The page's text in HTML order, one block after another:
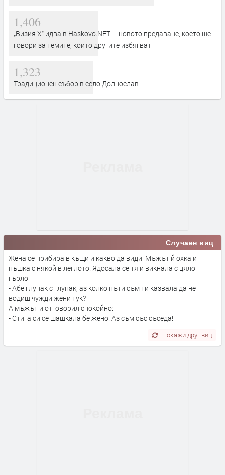
1,406
„Визия Х“ идва в Haskovo.NET – новото предаване, което ще
говори за темите, които другите избягват
1,323
Традиционен събор в село Долнослав
Случаен виц
Жена се прибира в къщи и какво да види: Мъжът й охка и
пъшка с някой в леглото. Ядосала се тя и викнала с цяло
гърло:
- Абе глупак с глупак, аз колко пъти съм ти казвала да не
водиш чужди жени тук?
А мъжът и отговорил спокойно:
- Стига си се шашкала бе жено! Аз съм със съседа!
Покажи друг виц